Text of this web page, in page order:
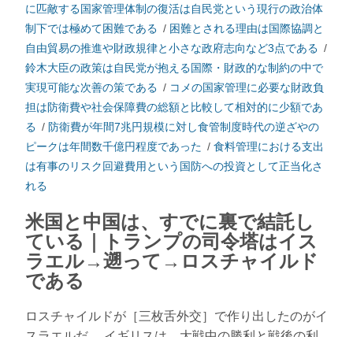
に匹敵する国家管理体制の復活は自民党という現行の政治体
制下では極めて困難である / 困難とされる理由は国際協調と
自由貿易の推進や財政規律と小さな政府志向など3点である /
鈴木大臣の政策は自民党が抱える国際・財政的な制約の中で
実現可能な次善の策である / コメの国家管理に必要な財政負
担は防衛費や社会保障費の総額と比較して相対的に少額であ
る / 防衛費が年間7兆円規模に対し食管制度時代の逆ざやの
ピークは年間数千億円程度であった / 食料管理における支出
は有事のリスク回避費用という国防への投資として正当化さ
れる
米国と中国は、すでに裏で結託し
ている｜トランプの司令塔はイス
ラエル→遡って→ロスチャイルド
である
ロスチャイルドが［三枚舌外交］で作り出したのがイ